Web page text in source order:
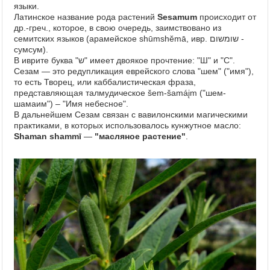
языки.
Латинское название рода растений Sesamum происходит от
др.-греч., которое, в свою очередь, заимствовано из
семитских языков (арамейское shūmshĕmā, ивр. שומשום‎ -
сумсум).
В иврите буква "ש" имеет двоякое прочтение: "Ш" и "С".
Сезам — это редупликация еврейского слова "шeм" ("имя"),
то есть Творец, или каббалистическая фраза,
представляющая талмудическое šem-šamáįm ("шем-
шамаим") – "Имя небесное".
В дальнейшем Сезам связан с вавилонскими магическими
практиками, в которых использовалось кунжутное масло:
Shaman shammī — "масляное растение"